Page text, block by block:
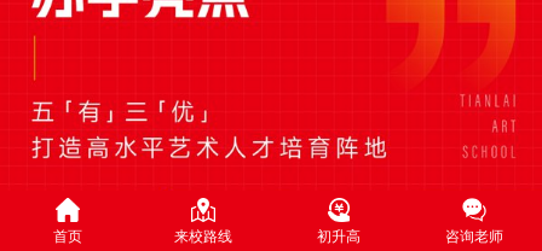
首页 来校路线 初升高 咨询老师